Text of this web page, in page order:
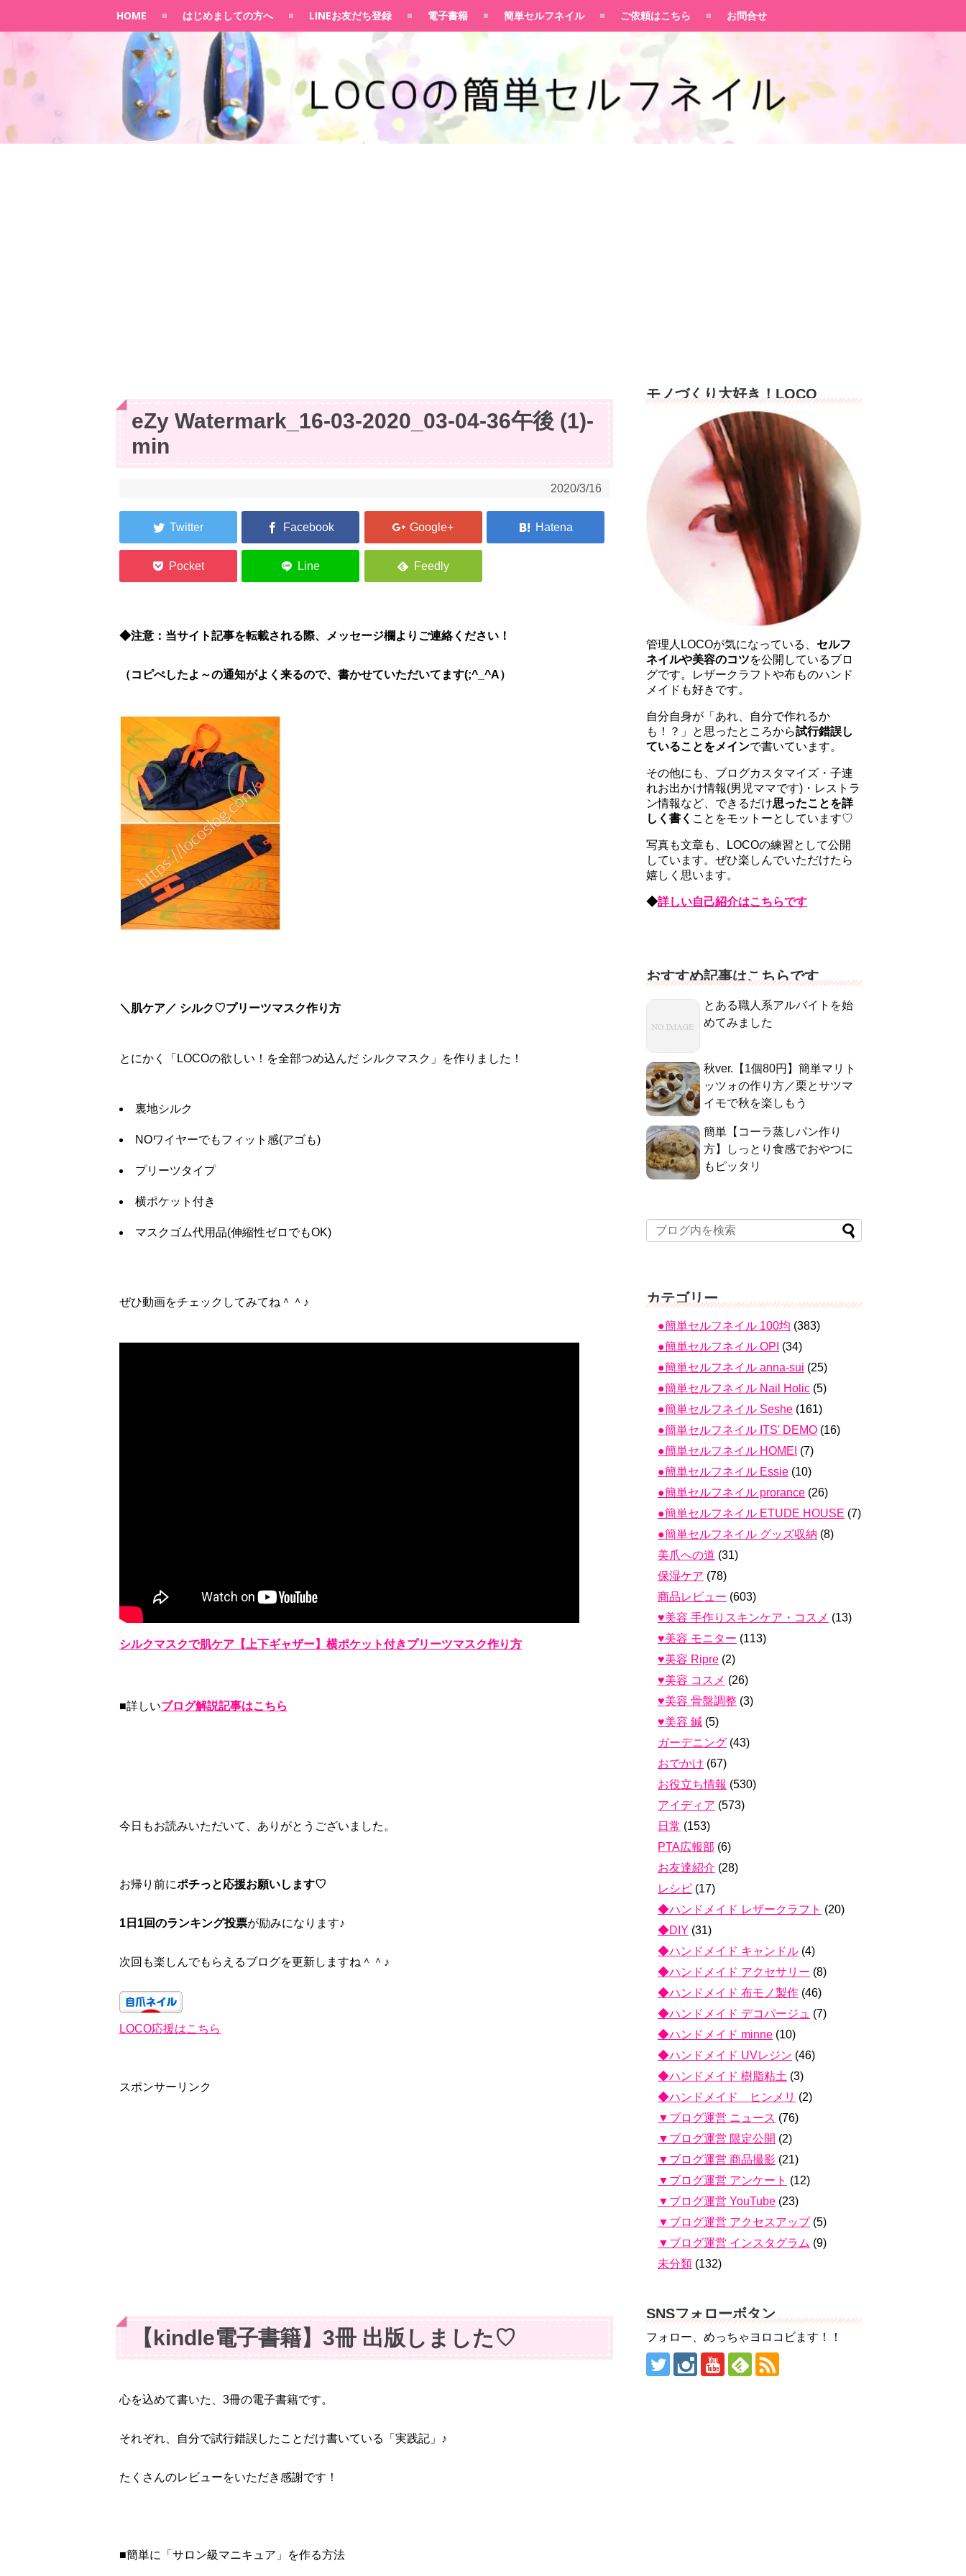
HOME はじめましての方へ LINEお友だち登録 電子書籍 簡単セルフネイル ご依頼はこちら お問合せ
eZy Watermark_16-03-2020_03-04-36午後 (1)-
min
2020/3/16
◆注意：当サイト記事を転載される際、メッセージ欄よりご連絡ください！
（コピぺしたよ～の通知がよく来るので、書かせていただいてます(;^_^A）
＼肌ケア／ シルク♡プリーツマスク作り方
とにかく「LOCOの欲しい！を全部つめ込んだ シルクマスク」を作りました！
裏地シルク
NOワイヤーでもフィット感(アゴも)
プリーツタイプ
横ポケット付き
マスクゴム代用品(伸縮性ゼロでもOK)
ぜひ動画をチェックしてみてね＾＾♪
シルクマスクで肌ケア【上下ギャザー】横ポケット付きプリーツマスク作り方
■詳しいブログ解説記事はこちら
今日もお読みいただいて、ありがとうございました。
お帰り前にポチっと応援お願いします♡
1日1回のランキング投票が励みになります♪
次回も楽しんでもらえるブログを更新しますね＾＾♪
LOCO応援はこちら
スポンサーリンク
【kindle電子書籍】3冊 出版しました♡
心を込めて書いた、3冊の電子書籍です。
それぞれ、自分で試行錯誤したことだけ書いている「実践記」♪
たくさんのレビューをいただき感謝です！
■簡単に「サロン級マニキュア」を作る方法
モノづくり大好き！LOCO
管理人LOCOが気になっている、 セルフ
ネイルや美容のコツを公開しているブロ
グです。レザークラフトや布ものハンド
メイドも好きです。
自分自身が「あれ、自分で作れるか
も！？」と思ったところから試行錯誤し
ていることをメインで書いています。
その他にも、ブログカスタマイズ・子連
れお出かけ情報(男児ママです)・レストラ
ン情報など、できるだけ思ったことを詳
しく書く ことをモットーとしています♡
写真も文章も、LOCOの練習として公開
しています。ぜひ楽しんでいただけたら
嬉しく思います。
◆詳しい自己紹介はこちらです
おすすめ記事はこちらです
とある職人系アルバイトを始
めてみました
秋ver.【1個80円】簡単マリト
ッツォの作り方／栗とサツマ
イモで秋を楽しもう
簡単【コーラ蒸しパン作り
方】しっとり食感でおやつに
もピッタリ
カテゴリー
●簡単セルフネイル 100均 (383)
●簡単セルフネイル OPI (34)
●簡単セルフネイル anna-sui (25)
●簡単セルフネイル Nail Holic (5)
●簡単セルフネイル Seshe (161)
●簡単セルフネイル ITS' DEMO (16)
●簡単セルフネイル HOMEI (7)
●簡単セルフネイル Essie (10)
●簡単セルフネイル prorance (26)
●簡単セルフネイル ETUDE HOUSE (7)
●簡単セルフネイル グッズ収納 (8)
美爪への道 (31)
保湿ケア (78)
商品レビュー (603)
♥美容 手作りスキンケア・コスメ (13)
♥美容 モニター (113)
♥美容 Ripre (2)
♥美容 コスメ (26)
♥美容 骨盤調整 (3)
♥美容 鍼 (5)
ガーデニング (43)
おでかけ (67)
お役立ち情報 (530)
アイディア (573)
日常 (153)
PTA広報部 (6)
お友達紹介 (28)
レシピ (17)
◆ハンドメイド レザークラフト (20)
◆DIY (31)
◆ハンドメイド キャンドル (4)
◆ハンドメイド アクセサリー (8)
◆ハンドメイド 布モノ製作 (46)
◆ハンドメイド デコパージュ (7)
◆ハンドメイド minne (10)
◆ハンドメイド UVレジン (46)
◆ハンドメイド 樹脂粘土 (3)
◆ハンドメイド ヒンメリ (2)
▼ブログ運営 ニュース (76)
▼ブログ運営 限定公開 (2)
▼ブログ運営 商品撮影 (21)
▼ブログ運営 アンケート (12)
▼ブログ運営 YouTube (23)
▼ブログ運営 アクセスアップ(5)
▼ブログ運営 インスタグラム (9)
未分類 (132)
SNSフォローボタン
フォロー、めっちゃヨロコビます！！